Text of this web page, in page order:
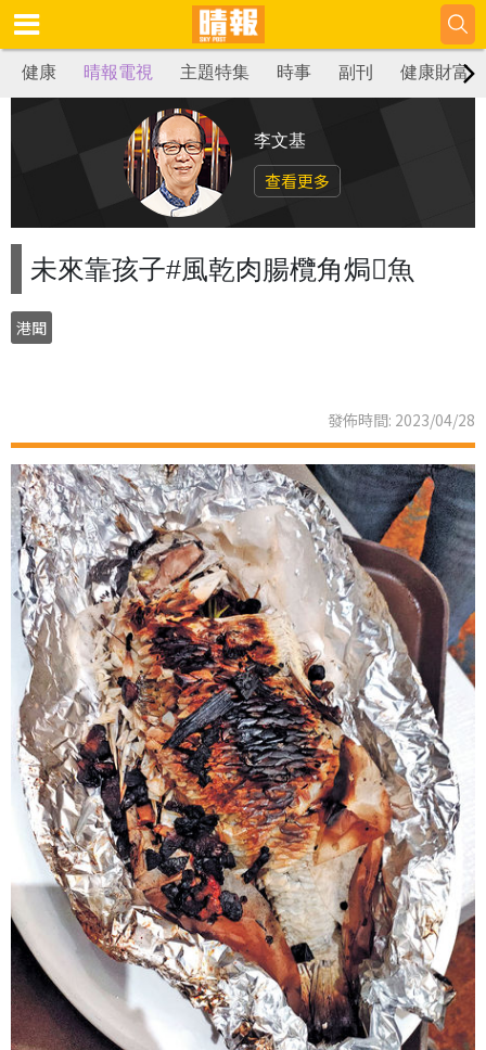
健康 晴報電視 主題特集 時事 副刊 健康財富
李文基
查看更多
未來靠孩子#風乾肉腸欖角焗魚
港聞
發佈時間: 2023/04/28